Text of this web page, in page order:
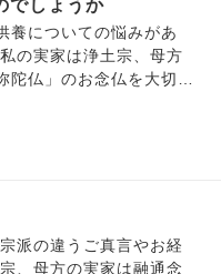
でしょうか
養についての悩みがあ
仏」のお念仏を大切に
を離れ、一人暮らしをし
図を作るようになって
り強くなっていきまし
派の違うご真言やお経